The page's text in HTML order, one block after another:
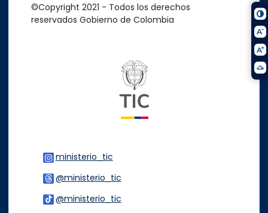
©Copyright 2021 - Todos los derechos
reservados Gobierno de Colombia
ministerio_tic
@ministerio_tic
@ministerio_tic